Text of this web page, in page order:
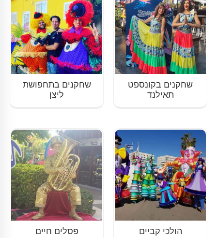
שחקנים בקונספט
תאילנד
שחקנים בתחפושת
ליצן
הולכי קביים פסלים חיים